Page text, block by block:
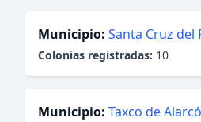
Municipio: Santa Cruz del
Colonias registradas: 10
Municipio: Taxco de